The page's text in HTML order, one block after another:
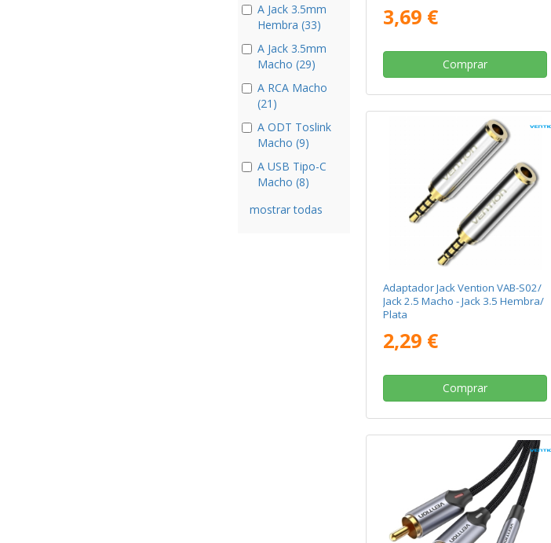
A Jack 3.5mm
Hembra (33)
A Jack 3.5mm
Macho (29)
A RCA Macho
(21)
A ODT Toslink
Macho (9)
A USB Tipo-C
Macho (8)
mostrar todas
3,69 €
Comprar
Adaptador Jack Vention VAB-S02/
Jack 2.5 Macho - Jack 3.5 Hembra/
Plata
2,29 €
Comprar